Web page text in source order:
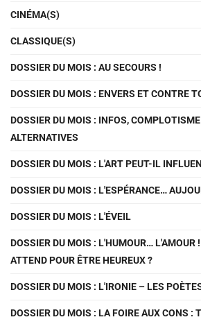
CINÉMA(S)
CLASSIQUE(S)
DOSSIER DU MOIS : AU SECOURS !
DOSSIER DU MOIS : ENVERS ET CONTRE
DOSSIER DU MOIS : INFOS,
ALTERNATIVES
DOSSIER DU MOIS : L'ART PEUT-IL
DOSSIER DU MOIS : L'ESPÉRANCE…
DOSSIER DU MOIS : L'ÉVEIL
DOSSIER DU MOIS : L'HUMOUR… L'AMOUR
ATTEND POUR ÊTRE HEUREUX ?
DOSSIER DU MOIS : L'IRONIE – LES
DOSSIER DU MOIS : LA FOIRE AUX CONS :